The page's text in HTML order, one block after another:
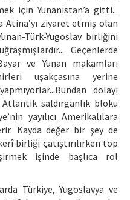
için Yunanistan’a gitti...
Atina’yı ziyaret etmiş olan
Türk-Yugoslav birliğini
Geçenlerde
ve Yunan makamları
uşakçasına yerine
dolayı
Atlantik saldırganlık bloku
yayılıcı Amerikalılara
Kayda değer bir şey de
birliği çatıştırılırken top
işinde başlıca rol
Türkiye, Yugoslavya ve